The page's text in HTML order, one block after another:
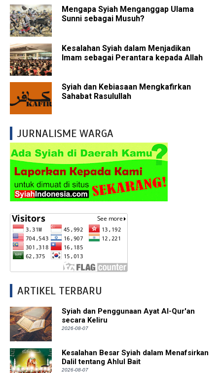
Mengapa Syiah Menganggap Ulama
Sunni sebagai Musuh?
Kesalahan Syiah dalam Menjadikan
Imam sebagai Perantara kepada Allah
Syiah dan Kebiasaan Mengkafirkan
Sahabat Rasulullah
JURNALISME WARGA
ARTIKEL TERBARU
Syiah dan Penggunaan Ayat Al-Qur'an
secara Keliru
2026-08-07
Kesalahan Besar Syiah dalam Menafsirkan
Dalil tentang Ahlul Bait
2026-08-07